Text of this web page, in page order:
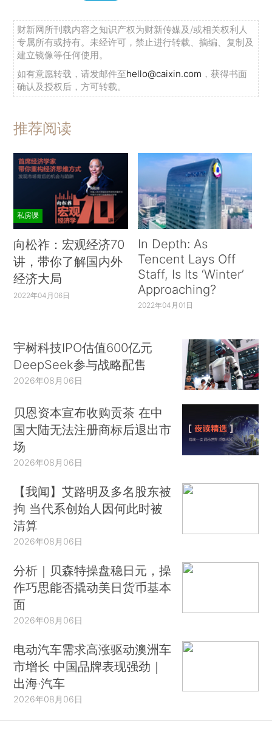
财新网所刊载内容之知识产权为财新传媒及/或相关权利人
专属所有或持有。未经许可，禁止进行转载、摘编、复制及
建立镜像等任何使用。
如有意愿转载，请发邮件至hello@caixin.com ，获得书面
确认及授权后，方可转载。
推荐阅读
私房课
向松祚：宏观经济70
讲，带你了解国内外
经济大局
2022年04月06日
In Depth: As
Tencent Lays Off
Staff, Is Its ‘Winter’
Approaching?
2022年04月01日
宇树科技IPO估值600亿元
DeepSeek参与战略配售
2026年08月06日
贝恩资本宣布收购贡茶 在中
国大陆无法注册商标后退出市
场
2026年08月06日
【我闻】艾路明及多名股东被
拘 当代系创始人因何此时被
清算
2026年08月06日
分析｜贝森特操盘稳日元，操
作巧思能否撬动美日货币基本
面
2026年08月06日
电动汽车需求高涨驱动澳洲车
市增长 中国品牌表现强劲｜
出海·汽车
2026年08月06日